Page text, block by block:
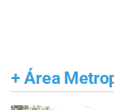
+ Área